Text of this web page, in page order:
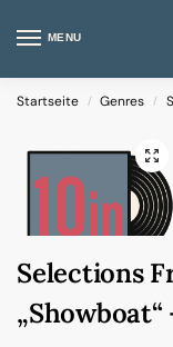
MENU
Startseite / Genres /
Selections
„Showboat“